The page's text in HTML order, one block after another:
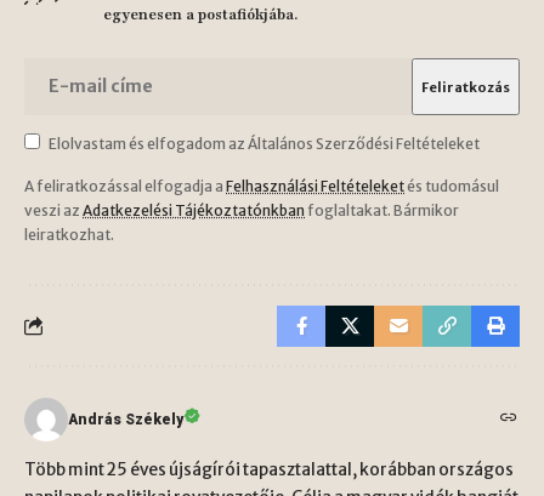
egyenesen a postafiókjába.
Elolvastam és elfogadom az Általános Szerződési Feltételeket
A feliratkozással elfogadja a Felhasználási Feltételeketés tudomásul
veszi az Adatkezelési Tájékoztatónkban foglaltakat. Bármikor
leiratkozhat.
András Székely
Több mint 25 éves újságírói tapasztalattal, korábban országos